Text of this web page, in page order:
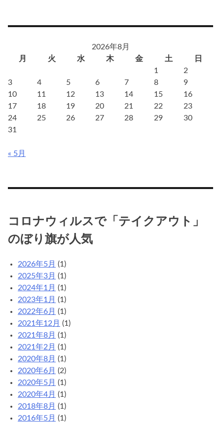
ウ
「テ
イ
ク
ア
ウ
の
人
2026年8月
月
火 水 木 金 土
日
1
2
3
4 5 6 7 8
9
10
11 12 13 14 15
16
17
18 19 20 21 22
23
24
25 26 27 28 29
30
31
« 5月
コロナウィルスで「テイクアウト」
のぼり旗が人気
2026年5月 (1)
2025年3月 (1)
2024年1月 (1)
2023年1月 (1)
2022年6月 (1)
2021年12月 (1)
2021年8月 (1)
2021年2月 (1)
2020年8月 (1)
2020年6月 (2)
2020年5月 (1)
2020年4月 (1)
2018年8月 (1)
2016年5月 (1)